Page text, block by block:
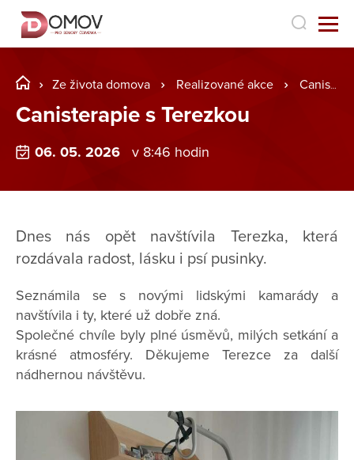
Ze života domova Realizované akce Canisterapie s Terezkou
Canisterapie s Terezkou
06. 05. 2026 v 8:46 hodin
Dnes nás opět navštívila Terezka, která
rozdávala radost, lásku i psí pusinky.
Seznámila se s novými lidskými kamarády a
navštívila i ty, které už dobře zná.
Společné chvíle byly plné úsměvů, milých setkání a
krásné atmosféry. Děkujeme Terezce za další
nádhernou návštěvu.